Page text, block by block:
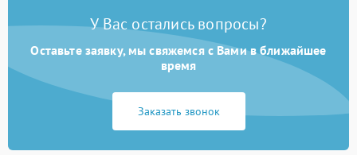
У Вас остались вопросы?
Оставьте заявку, мы свяжемся с Вами в ближайшее
время
Заказать звонок